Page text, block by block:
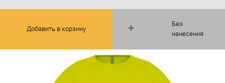
Без
нанесения
Добавить в корзину